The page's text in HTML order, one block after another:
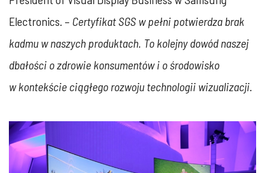
Electronics. – Certyfikat SGS w pełni potwierdza brak
kadmu w naszych produktach. To kolejny dowód naszej
dbałości o zdrowie konsumentów i o środowisko
w kontekście ciągłego rozwoju technologii wizualizacji.